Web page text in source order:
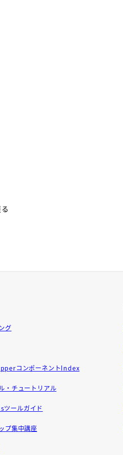
グ
コンポーネントIndex
・チュートリアル
ールガイド
プ集中講座